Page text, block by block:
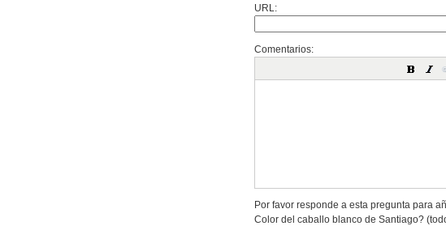
URL:
Comentarios:
Por favor responde a esta pregunta para
Color del caballo blanco de Santiago?